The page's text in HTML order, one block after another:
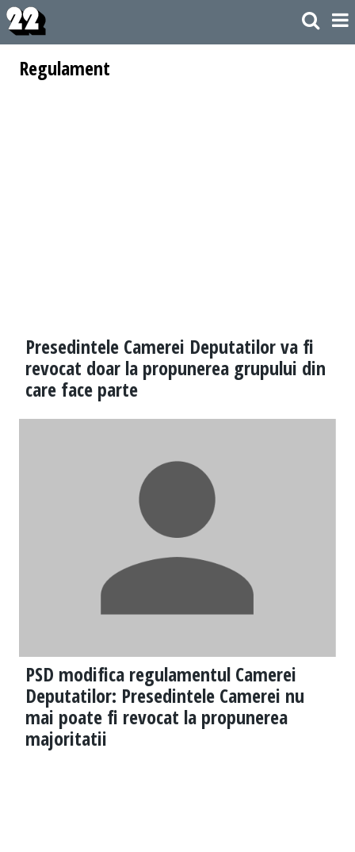
Regulament
Presedintele Camerei Deputatilor va fi
revocat doar la propunerea grupului din
care face parte
PSD modifica regulamentul Camerei
Deputatilor: Presedintele Camerei nu
mai poate fi revocat la propunerea
majoritatii